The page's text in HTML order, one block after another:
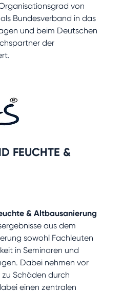
von
Bundesverband in das
und beim Deutschen
der
FEUCHTE &
& Altbausanierung
aus dem
sowohl Fachleuten
in Seminaren und
Dabei nehmen vor
Schäden durch
einen zentralen